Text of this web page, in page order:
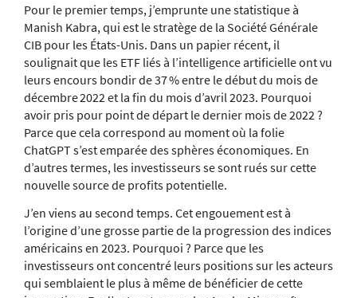
Pour le premier temps, j’emprunte une statistique à
Manish Kabra, qui est le stratège de la Société Générale
CIB pour les États-Unis. Dans un papier récent, il
soulignait que les ETF liés à l’intelligence artificielle ont vu
leurs encours bondir de 37 % entre le début du mois de
décembre 2022 et la fin du mois d’avril 2023. Pourquoi
avoir pris pour point de départ le dernier mois de 2022 ?
Parce que cela correspond au moment où la folie
ChatGPT s’est emparée des sphères économiques. En
d’autres termes, les investisseurs se sont rués sur cette
nouvelle source de profits potentielle.
J’en viens au second temps. Cet engouement est à
l’origine d’une grosse partie de la progression des indices
américains en 2023. Pourquoi ? Parce que les
investisseurs ont concentré leurs positions sur les acteurs
qui semblaient le plus à même de bénéficier de cette